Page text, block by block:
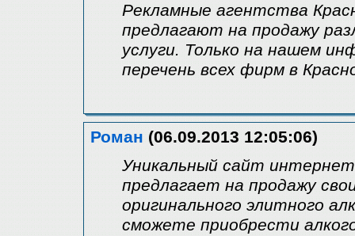
Рекламные агентства
предлагают на продажу
услуги. Только на нашем
перечень всех фирм в
Роман (06.09.2013 12:05:06)
Уникальный сайт
предлагает на продажу
оригинального элитного
сможете приобрести